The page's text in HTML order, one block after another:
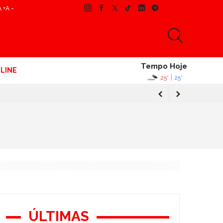
+A -
Tempo Hoje
25° 25°
ÚLTIMAS